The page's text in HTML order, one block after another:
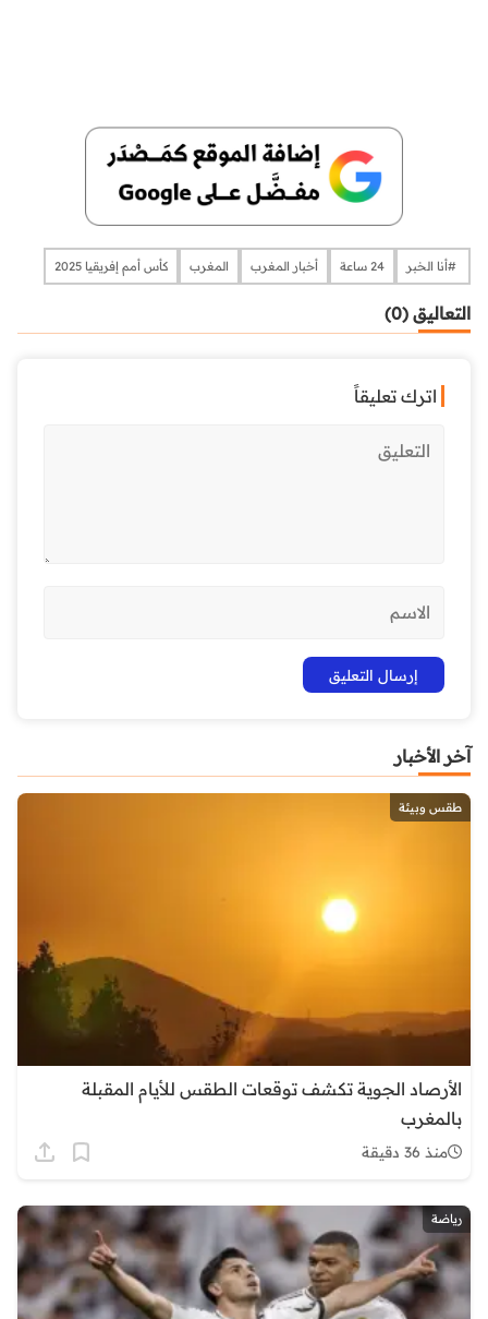
​​​​​​​​ #أنا الخبر 24 ساعة أخبار المغرب المغرب كأس أمم إفريقيا 2025
التعاليق (0)
اترك تعليقاً
آخر الأخبار
طقس وبيئة
الأرصاد الجوية تكشف توقعات الطقس للأيام المقبلة
بالمغرب
منذ 36 دقيقة
رياضة